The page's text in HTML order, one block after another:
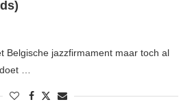
Belgische jazzfirmament maar toch al
…